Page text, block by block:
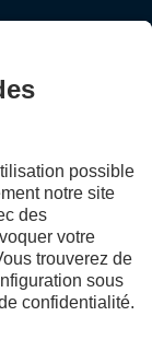
routiers